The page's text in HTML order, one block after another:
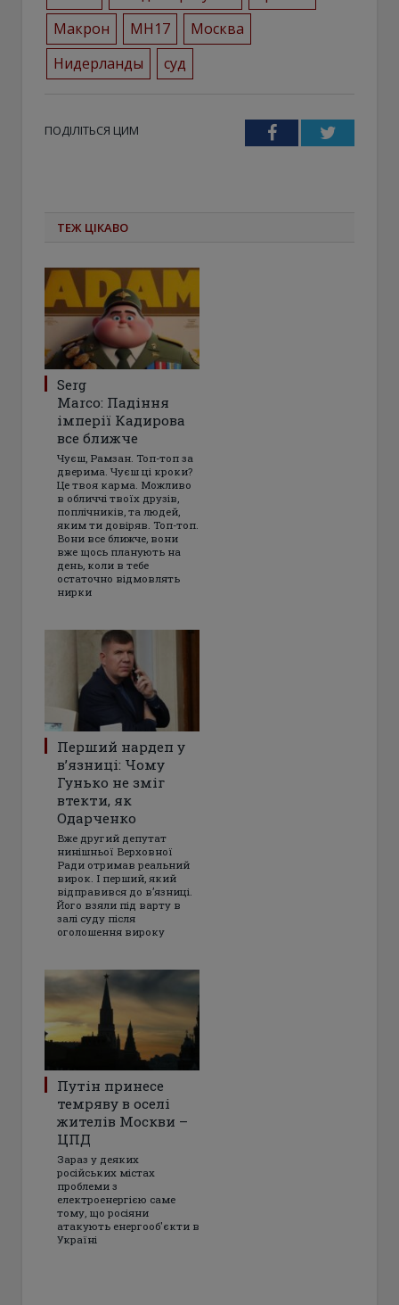
Макрон
МН17
Москва
Нидерланды
суд
ПОДІЛІТЬСЯ ЦИМ FacebookTwitter
ТЕЖ ЦІКАВО
Serg
Marco: Падіння
імперії Кадирова
все ближче
Чуєш, Рамзан. Топ-топ за
дверима. Чуєш ці кроки?
Це твоя карма. Можливо
в обличчі твоїх друзів,
поплічників, та людей,
яким ти довіряв. Топ-топ.
Вони все ближче, вони
вже щось планують на
день, коли в тебе
остаточно відмовлять
нирки
Перший нардеп у
в’язниці: Чому
Гунько не зміг
втекти, як
Одарченко
Вже другий депутат
нинішньої Верховної
Ради отримав реальний
вирок. І перший, який
відправився до в’язниці.
Його взяли під варту в
залі суду після
оголошення вироку
Путін принесе
темряву в оселі
жителів Москви –
ЦПД
Зараз у деяких
російських містах
проблеми з
електроенергією саме
тому, що росіяни
атакують енергооб'єкти в
Україні